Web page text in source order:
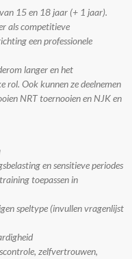
15 en 18 jaar (+ 1 jaar).
als competitieve
een professionele
langer en het
rol. Ook kunnen ze deelnemen
NRT toernooien en NJK en
en sensitieve periodes
toepassen in
speltype (invullen vragenlijst
zelfvertrouwen,